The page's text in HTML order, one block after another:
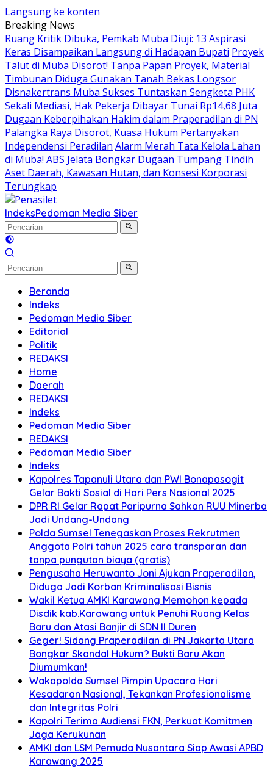
Langsung ke konten
Breaking News
Ruang Kritik Dibuka, Pemkab Muba Diuji: 13 Aspirasi
Keras Disampaikan Langsung di Hadapan Bupati Proyek
Talut di Muba Disorot! Tanpa Papan Proyek, Material
Timbunan Diduga Gunakan Tanah Bekas Longsor
Disnakertrans Muba Sukses Tuntaskan Sengketa PHK
Sekali Mediasi, Hak Pekerja Dibayar Tunai Rp14,68 Juta
Dugaan Keberpihakan Hakim dalam Praperadilan di PN
Palangka Raya Disorot, Kuasa Hukum Pertanyakan
Independensi Peradilan Alarm Merah Tata Kelola Lahan
di Muba! ABS Jelata Bongkar Dugaan Tumpang Tindih
Aset Daerah, Kawasan Hutan, dan Konsesi Korporasi
Terungkap
IndeksPedoman Media Siber
Beranda
Indeks
Pedoman Media Siber
Editorial
Politik
REDAKSI
Home
Daerah
REDAKSI
Indeks
Pedoman Media Siber
REDAKSI
Pedoman Media Siber
Indeks
Kapolres Tapanuli Utara dan PWI Bonapasogit
Gelar Bakti Sosial di Hari Pers Nasional 2025
DPR RI Gelar Rapat Paripurna Sahkan RUU Minerba
Jadi Undang-Undang
Polda Sumsel Tenegaskan Proses Rekrutmen
Anggota Polri tahun 2025 cara transparan dan
tanpa pungutan biaya (gratis)
Pengusaha Heruwanto Joni Ajukan Praperadilan,
Diduga Jadi Korban Kriminalisasi Bisnis
Wakil Ketua AMKI Karawang Memohon kepada
Disdik kab.Karawang untuk Penuhi Ruang Kelas
Baru dan Atasi Banjir di SDN II Duren
Geger! Sidang Praperadilan di PN Jakarta Utara
Bongkar Skandal Hukum? Bukti Baru Akan
Diumumkan!
Wakapolda Sumsel Pimpin Upacara Hari
Kesadaran Nasional, Tekankan Profesionalisme
dan Integritas Polri
Kapolri Terima Audiensi FKN, Perkuat Komitmen
Jaga Kerukunan
AMKI dan LSM Pemuda Nusantara Siap Awasi APBD
Karawang 2025